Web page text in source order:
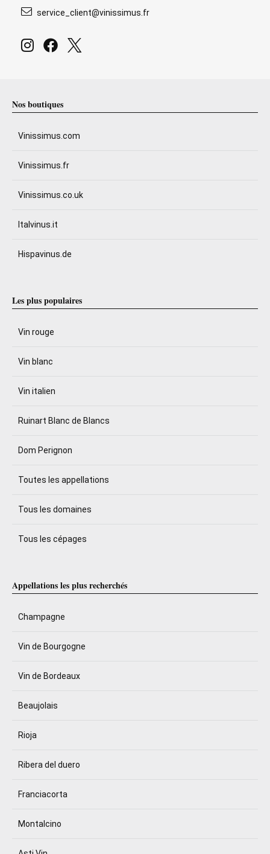
service_client@vinissimus.fr
Nos boutiques
Vinissimus.com
Vinissimus.fr
Vinissimus.co.uk
Italvinus.it
Hispavinus.de
Les plus populaires
Vin rouge
Vin blanc
Vin italien
Ruinart Blanc de Blancs
Dom Perignon
Toutes les appellations
Tous les domaines
Tous les cépages
Appellations les plus recherchés
Champagne
Vin de Bourgogne
Vin de Bordeaux
Beaujolais
Rioja
Ribera del duero
Franciacorta
Montalcino